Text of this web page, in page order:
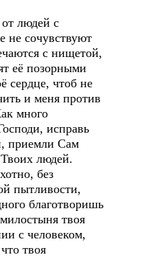
людей с
не сочувствуют
с нищетой,
её позорными
сердце, чтоб не
и меня против
много
исправь
приемли Сам
людей.
без
пытливости,
благотворишь
твоя
с человеком,
твоя